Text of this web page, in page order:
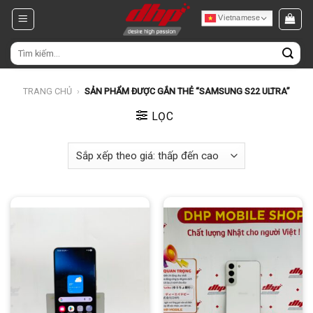
Chuyển
đến
nội
dung
Tìm
kiếm:
TRANG CHỦ › SẢN PHẨM ĐƯỢC GẮN THẺ “SAMSUNG S22 ULTRA”
LỌC
Vietnamese